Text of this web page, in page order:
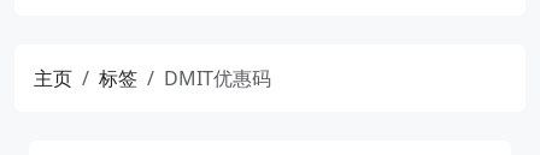
主页 标签 DMIT优惠码